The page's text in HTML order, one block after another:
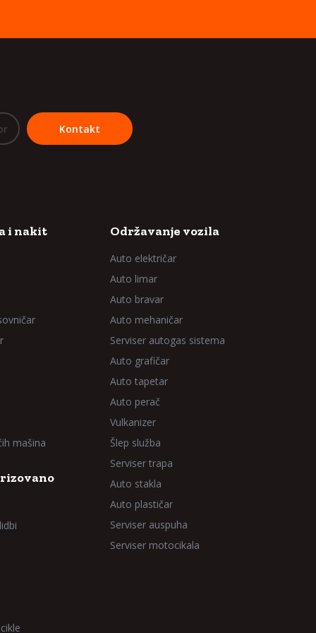
Kontakt
i nakit
mašina
Održavanje vozila
Auto električar
Auto limar
Auto bravar
Auto mehaničar
Serviser autogas sistema
Auto grafičar
Auto tapetar
Auto perač
Vulkanizer
Šlep služba
Serviser trapa
Auto stakla
Auto plastičar
Serviser auspuha
Serviser motocikala